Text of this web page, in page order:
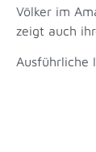
Völker im
zeigt auch
Ausführliche